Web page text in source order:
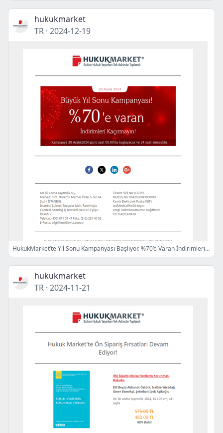
hukukmarket
TR · 2024-12-19
HukukMarket’te Yıl Sonu Kampanyası Başlıyor. %70’e Varan İndirimleri Kaçırmayın!
hukukmarket
TR · 2024-11-21